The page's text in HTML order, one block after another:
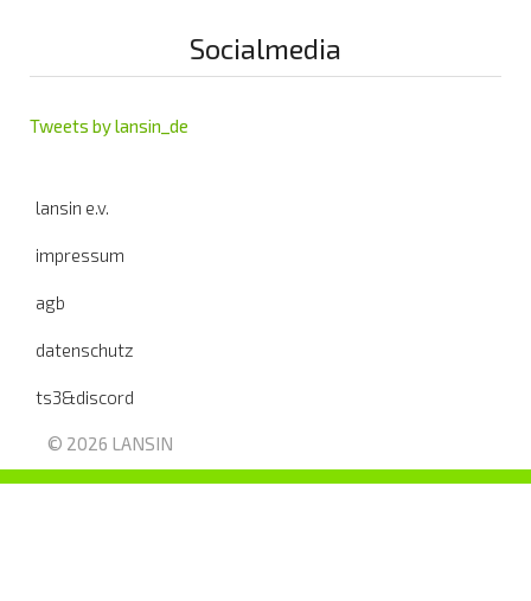
Socialmedia
Tweets by lansin_de
lansin e.v.
impressum
agb
datenschutz
ts3&discord
© 2026 LANSIN